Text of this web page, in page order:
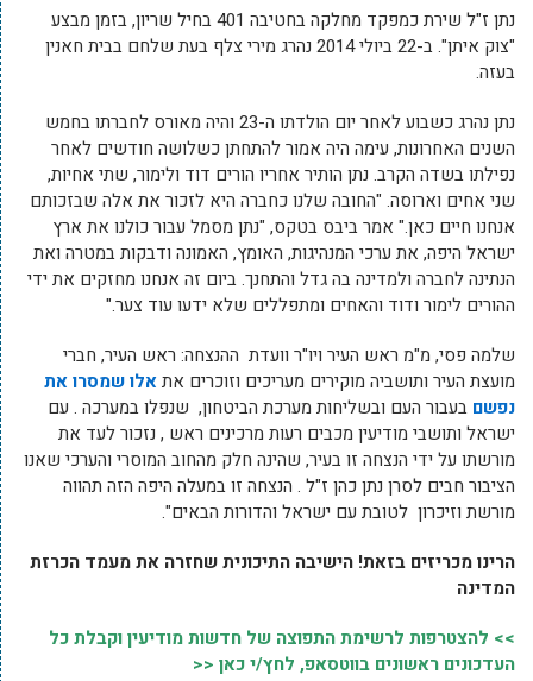
נתן ז"ל שירת כמפקד מחלקה בחטיבה 401 בחיל שריון, בזמן מבצע
"צוק איתן". ב-22 ביולי 2014 נהרג מירי צלף בעת שלחם בבית חאנין
בעזה.
נתן נהרג כשבוע לאחר יום הולדתו ה-23 והיה מאורס לחברתו בחמש
השנים האחרונות, עימה היה אמור להתחתן כשלושה חודשים לאחר
נפילתו בשדה הקרב. נתן הותיר אחריו הורים דוד ולימור, שתי אחיות,
שני אחים וארוסה. "החובה שלנו כחברה היא לזכור את אלה שבזכותם
אנחנו חיים כאן." אמר ביבס בטקס, "נתן מסמל עבור כולנו את ארץ
ישראל היפה, את ערכי המנהיגות, האומץ, האמונה ודבקות במטרה ואת
הנתינה לחברה ולמדינה בה גדל והתחנך. ביום זה אנחנו מחזקים את ידי
ההורים לימור ודוד והאחים ומתפללים שלא ידעו עוד צער."
שלמה פסי, מ"מ ראש העיר ויו"ר וועדת ההנצחה: ראש העיר, חברי
מועצת העיר ותושביה מוקירים מעריכים וזוכרים אתאלו שמסרו את
נפשם בעבור העם ובשליחות מערכת הביטחון, שנפלו במערכה . עם
ישראל ותושבי מודיעין מכבים רעות מרכינים ראש , נזכור לעד את
מורשתו על ידי הנצחה זו בעיר, שהינה חלק מהחוב המוסרי והערכי שאנו
הציבור חבים לסרן נתן כהן ז"ל . הנצחה זו במעלה היפה הזה תהווה
מורשת וזיכרון לטובת עם ישראל והדורות הבאים".
הרינו מכריזים בזאת! הישיבה התיכונית שחזרה את מעמד הכרזת
המדינה
>> להצטרפות לרשימת התפוצה של חדשות מודיעין וקבלת כל
העדכונים ראשונים בווטסאפ, לחץ/י כאן <<